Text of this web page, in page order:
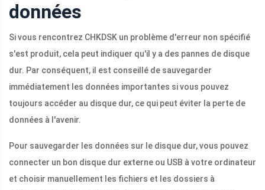
données
Si vous rencontrez CHKDSK un problème d'erreur non spécifié
s'est produit, cela peut indiquer qu'il y a des pannes de disque
dur. Par conséquent, il est conseillé de sauvegarder
immédiatement les données importantes si vous pouvez
toujours accéder au disque dur, ce qui peut éviter la perte de
données à l'avenir.
Pour sauvegarder les données sur le disque dur, vous pouvez
connecter un bon disque dur externe ou USB à votre ordinateur
et choisir manuellement les fichiers et les dossiers à